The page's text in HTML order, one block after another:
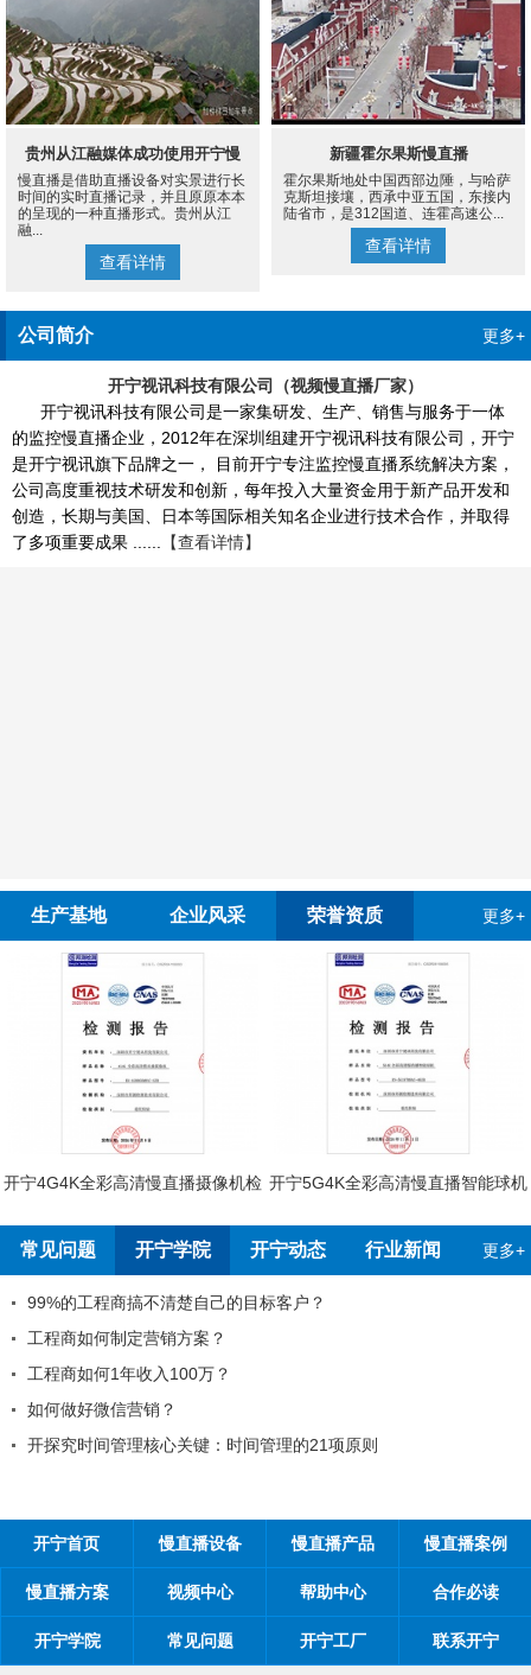
贵州从江融媒体成功使用开宁慢
直播设备案例
慢直播是借助直播设备对实景进行长
时间的实时直播记录，并且原原本本
的呈现的一种直播形式。贵州从江
融...
查看详情
新疆霍尔果斯慢直播
霍尔果斯地处中国西部边陲，与哈萨
克斯坦接壤，西承中亚五国，东接内
陆省市，是312国道、连霍高速公...
查看详情
公司简介 更多+
开宁视讯科技有限公司（视频慢直播厂家）
开宁视讯科技有限公司是一家集研发、生产、销售与服务于一体
的监控慢直播企业，2012年在深圳组建开宁视讯科技有限公司，开宁
是开宁视讯旗下品牌之一， 目前开宁专注监控慢直播系统解决方案，
公司高度重视技术研发和创新，每年投入大量资金用于新产品开发和
创造，长期与美国、日本等国际相关知名企业进行技术合作，并取得
了多项重要成果 ......
【查看详情】
生产基地 企业风采 荣誉资质 更多+
开宁4G4K全彩高清慢直播摄像机检 开宁5G4K全彩高清慢直播智能球机
常见问题 开宁学院 开宁动态 行业新闻 更多+
99%的工程商搞不清楚自己的目标客户？
工程商如何制定营销方案？
工程商如何1年收入100万？
如何做好微信营销？
开探究时间管理核心关键：时间管理的21项原则
开宁首页 慢直播设备 慢直播产品 慢直播案例
慢直播方案 视频中心 帮助中心 合作必读
开宁学院 常见问题 开宁工厂 联系开宁